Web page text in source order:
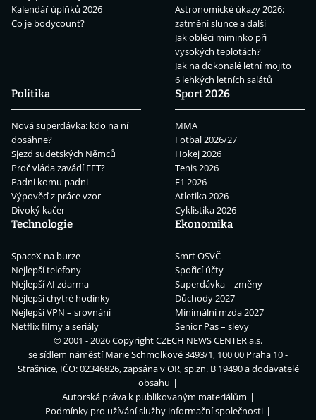
Kalendář úplňků 2026
Co je bodycount?
Astronomické úkazy 2026:
zatmění slunce a další
Jak obléci miminko při
vysokých teplotách?
Jak na dokonalé letní mojito
6 lehkých letních salátů
Politika
Nová superdávka: kdo na ní
dosáhne?
Sjezd sudetských Němců
Proč vláda zavádí EET?
Padni komu padni
Výpověď z práce vzor
Divoký kačer
Sport 2026
MMA
Fotbal 2026/27
Hokej 2026
Tenis 2026
F1 2026
Atletika 2026
Cyklistika 2026
Technologie
SpaceX na burze
Nejlepší telefony
Nejlepší AI zdarma
Nejlepší chytré hodinky
Nejlepší VPN – srovnání
Netflix filmy a seriály
Ekonomika
Smrt OSVČ
Spořicí účty
Superdávka – změny
Důchody 2027
Minimální mzda 2027
Senior Pas – slevy
© 2001 - 2026 CopyrightCZECH NEWS CENTER a.s.
se sídlem náměstí Marie Schmolkové 3493/1, 100 00 Praha 10 -
Strašnice, IČO: 02346826, zapsána v OR, sp.zn. B 19490 a dodavatelé
obsahu
Autorská práva k publikovaným materiálům
Podmínky pro užívání služby informační společnosti